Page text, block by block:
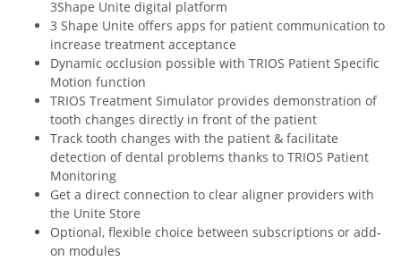
3Shape Unite digital platform
3 Shape Unite offers apps for patient communication to
increase treatment acceptance
Dynamic occlusion possible with TRIOS Patient Specific
Motion function
TRIOS Treatment Simulator provides demonstration of
tooth changes directly in front of the patient
Track tooth changes with the patient & facilitate
detection of dental problems thanks to TRIOS Patient
Monitoring
Get a direct connection to clear aligner providers with
the Unite Store
Optional, flexible choice between subscriptions or add-
on modules